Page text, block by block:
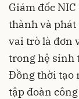
Giám đốc
thành và
vai trò là đơn
trong hệ sinh
Đồng thời tạo
tập đoàn